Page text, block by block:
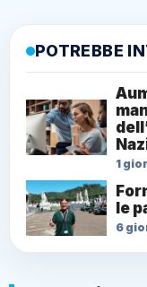
POTREBBE
1
le
6